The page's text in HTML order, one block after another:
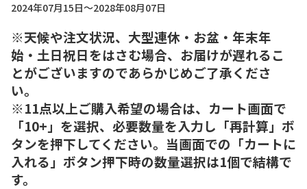
2024年07月15日～2028年08月07日
※天候や注文状況、大型連休・お盆・年末年
始・土日祝日をはさむ場合、お届けが遅れるこ
とがございますのであらかじめご了承くださ
い。
※11点以上ご購入希望の場合は、カート画面で
「10+」を選択、必要数量を入力し「再計算」ボ
タンを押下してください。当画面での「カートに
入れる」ボタン押下時の数量選択は1個で結構で
す。